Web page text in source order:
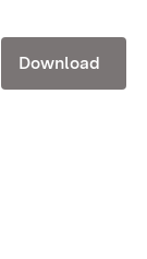
Download